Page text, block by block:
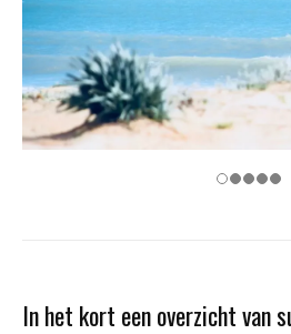
In het kort een overzicht van